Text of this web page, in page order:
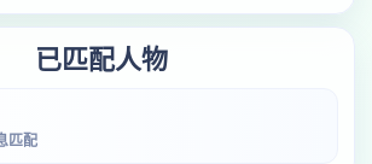
已匹配人物
匹配